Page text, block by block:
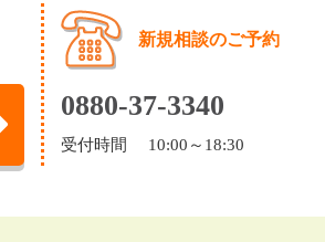
新規相談のご予約
0880-37-3340
受付時間 10:00～18:30